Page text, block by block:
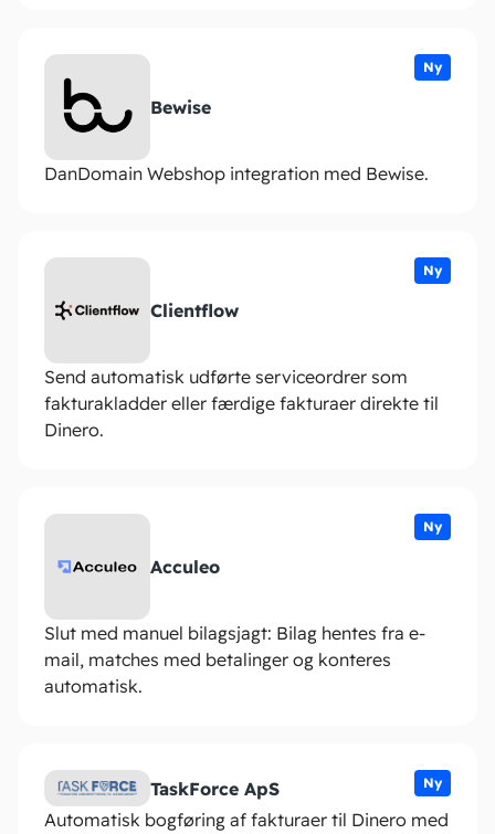
Ny
Bewise
DanDomain Webshop integration med Bewise.
Ny
Clientflow
Send automatisk udførte serviceordrer som
fakturakladder eller færdige fakturaer direkte til
Dinero.
Ny
Acculeo
Slut med manuel bilagsjagt: Bilag hentes fra e-
mail, matches med betalinger og konteres
automatisk.
Ny
TaskForce ApS
Automatisk bogføring af fakturaer til Dinero med